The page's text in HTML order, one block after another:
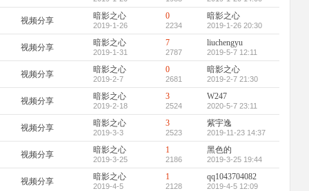
视频分享 暗影之心
2019-1-26
0
2234
暗影之心
2019-1-26 20:30
视频分享 暗影之心
2019-1-31
7
2787
liuchengyu
2019-5-7 12:11
视频分享 暗影之心
2019-2-7
0
2681
暗影之心
2019-2-7 21:30
视频分享 暗影之心
2019-2-18
3
2524
W247
2020-5-7 23:11
视频分享 暗影之心
2019-3-3
3
2523
紫宇逸
2019-11-23 14:37
视频分享 暗影之心
2019-3-25
1
2186
黑色的
2019-3-25 19:44
视频分享 暗影之心
2019-4-5
1
2128
qq1043704082
2019-4-5 12:09